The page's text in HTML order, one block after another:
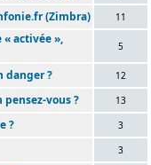
(Zimbra) 11
« activée »,
5
danger ? 12
pensez-vous ? 13
? 3
3